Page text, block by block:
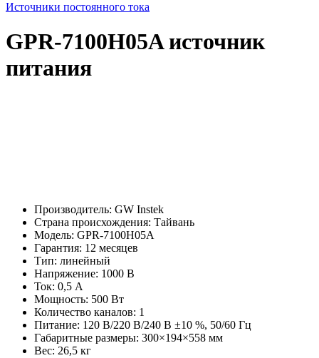
Источники постоянного тока
GPR-7100H05A источник
питания
Производитель: GW Instek
Страна происхождения: Тайвань
Модель: GPR-7100H05A
Гарантия: 12 месяцев
Тип: линейный
Напряжение: 1000 В
Ток: 0,5 А
Мощность: 500 Вт
Количество каналов: 1
Питание: 120 В/220 В/240 В ±10 %, 50/60 Гц
Габаритные размеры: 300×194×558 мм
Вес: 26,5 кг